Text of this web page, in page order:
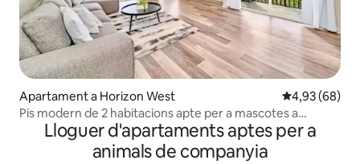
Apartament a Horizon West 4,93 de
4,93 (68)
Pis modern de 2 habitacions apte per a mascotes a
6 minuts de Disney
Lloguer d'apartaments aptes per a
animals de companyia